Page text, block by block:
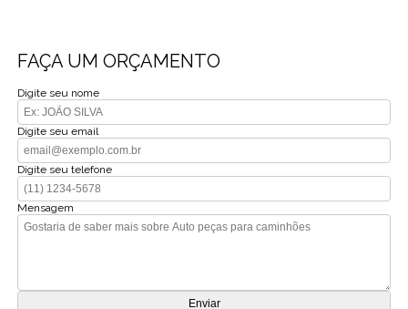
FAÇA UM ORÇAMENTO
Digite seu nome
Digite seu email
Digite seu telefone
Mensagem